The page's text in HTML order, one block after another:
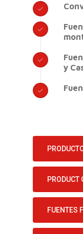
y
PRODUCT
FUENTES